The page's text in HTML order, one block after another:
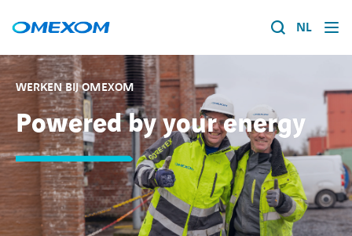
Over ons
Energietransitie
Expertise
Werken bij
Search
for:
NL
WERKEN BIJ OMEXOM
Powered by your energy